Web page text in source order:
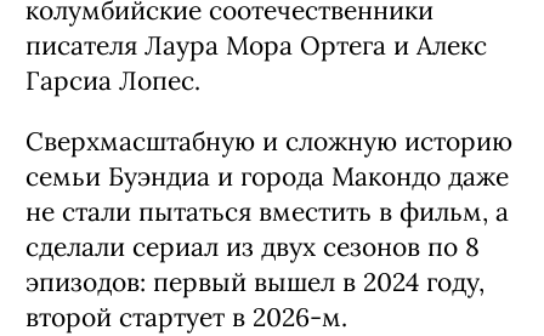
колумбийские соотечественники
писателя Лаура Мора Ортега и Алекс
Гарсиа Лопес.
Сверхмасштабную и сложную историю
семьи Буэндиа и города Макондо даже
не стали пытаться вместить в фильм, а
сделали сериал из двух сезонов по 8
эпизодов: первый вышел в 2024 году,
второй стартует в 2026-м.